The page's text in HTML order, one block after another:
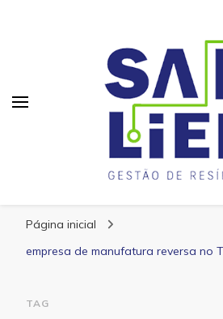
Página inicial
empresa de manufatura reversa no
TAG